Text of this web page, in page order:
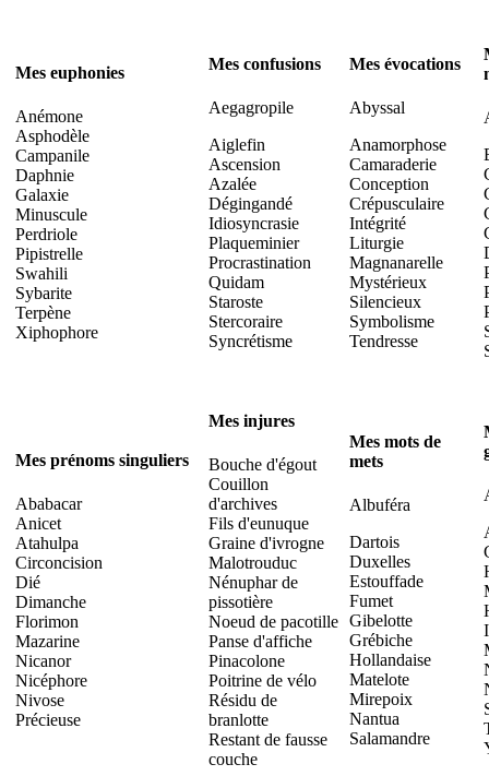
Mes euphonies
Anémone
Asphodèle
Campanile
Daphnie
Galaxie
Minuscule
Perdriole
Pipistrelle
Swahili
Sybarite
Terpène
Xiphophore
Mes confusions
Aegagropile
Aiglefin
Ascension
Azalée
Dégingandé
Idiosyncrasie
Plaqueminier
Procrastination
Quidam
Staroste
Stercoraire
Syncrétisme
Mes évocations
Abyssal
Anamorphose
Camaraderie
Conception
Crépusculaire
Intégrité
Liturgie
Magnanarelle
Mystérieux
Silencieux
Symbolisme
Tendresse
Mes prénoms singuliers
Ababacar
Anicet
Atahulpa
Circoncision
Dié
Dimanche
Florimon
Mazarine
Nicanor
Nicéphore
Nivose
Précieuse
Mes injures
Bouche d'égout
Couillon
d'archives
Fils d'eunuque
Graine d'ivrogne
Malotrouduc
Nénuphar de
pissotière
Noeud de pacotille
Panse d'affiche
Pinacolone
Poitrine de vélo
Résidu de
branlotte
Restant de fausse
couche
Mes mots de
mets
Albuféra
Dartois
Duxelles
Estouffade
Fumet
Gibelotte
Grébiche
Hollandaise
Matelote
Mirepoix
Nantua
Salamandre